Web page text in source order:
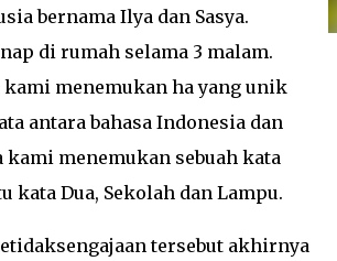
bernama Ilya dan Sasya.
di rumah selama 3 malam.
kami menemukan ha yang unik
antara bahasa Indonesia dan
kami menemukan sebuah kata
kata Dua, Sekolah dan Lampu.
tersebut akhirnya